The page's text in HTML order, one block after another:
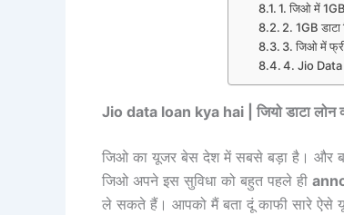
1. जिओ में
2. 1GB डाटा
3. जिओ में
4. Jio
Jio data loan kya hai | जियो डाटा लोन
जिओ का यूजर बेस देश में सबसे बड़ा है। और
जिओ अपने इस सुविधा को बहुत पहले ही
ले सकते हैं। आपको मैं बता दूं काफी सारे ऐसे